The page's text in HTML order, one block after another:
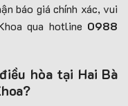
báo giá chính xác, vui
qua hotline 0988
hòa tại Hai Bà